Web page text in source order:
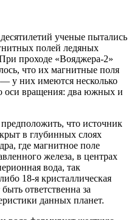
ученые пытались
полей ледяных
проходе «Вояджера-2»
что их магнитные поля
у них имеются несколько
оси вращения: два южных и
что источник
в глубинных слоях
где магнитное поле
железа, в центрах
вода, так
18-я кристаллическая
ответственна за
данных планет.